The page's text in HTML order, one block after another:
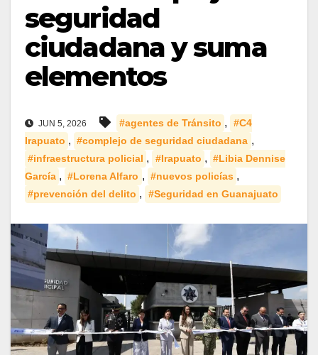
seguridad
ciudadana y suma
elementos
JUN 5, 2026 #agentes de Tránsito ,
#C4
Irapuato , #complejo de seguridad ciudadana ,
#infraestructura policial , #Irapuato , #Libia Dennise
García , #Lorena Alfaro , #nuevos policías ,
#prevención del delito , #Seguridad en Guanajuato